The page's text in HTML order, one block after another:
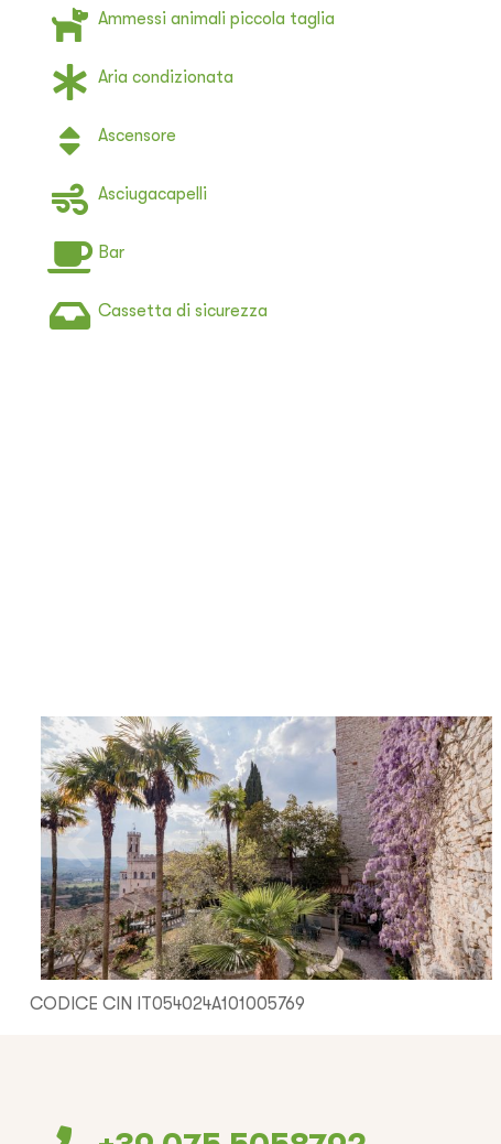
Ammessi animali piccola taglia
Aria condizionata
Ascensore
Asciugacapelli
Bar
Cassetta di sicurezza
CODICE CIN IT054024A101005769